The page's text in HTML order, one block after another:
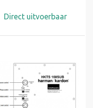
Direct uitvoerbaar